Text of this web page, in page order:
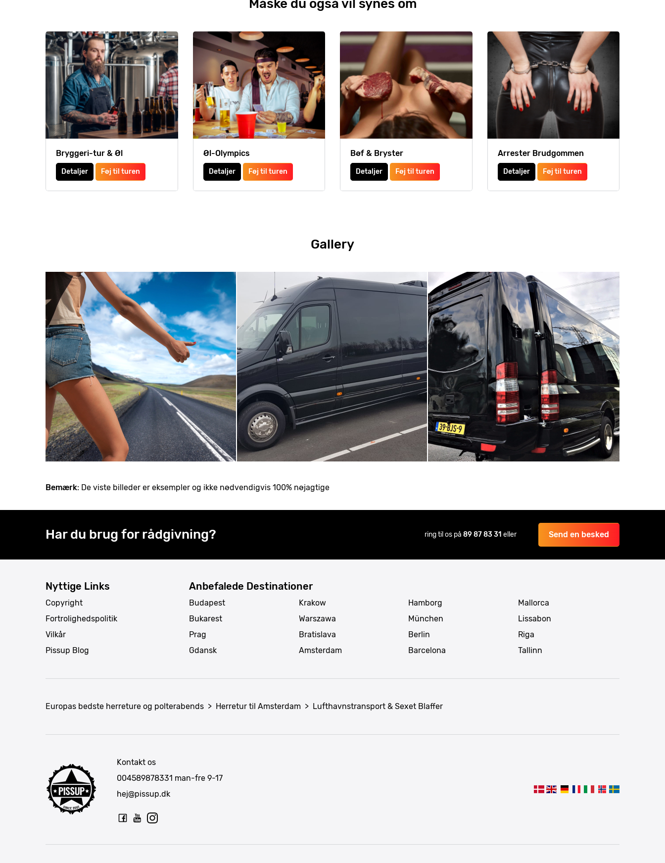
Måske du også vil synes om
Bryggeri-tur & Øl
Detaljer Føj til turen
Øl-Olympics
Detaljer Føj til turen
Bøf & Bryster
Detaljer Føj til turen
Arrester Brudgommen
Detaljer Føj til turen
Gallery
Bemærk: De viste billeder er eksempler og ikke nødvendigvis 100% nøjagtige
Har du brug for rådgivning? ring til os på 89 87 83 31 eller Send en besked
Nyttige Links
Copyright
Fortrolighedspolitik
Vilkår
Pissup Blog
Anbefalede Destinationer
Budapest
Bukarest
Prag
Gdansk
Krakow
Warszawa
Bratislava
Amsterdam
Hamborg
München
Berlin
Barcelona
Mallorca
Lissabon
Riga
Tallinn
Europas bedste herreture og polterabends > Herretur til Amsterdam > Lufthavnstransport & Sexet Blaffer
Kontakt os
004589878331 man-fre 9-17
hej@pissup.dk